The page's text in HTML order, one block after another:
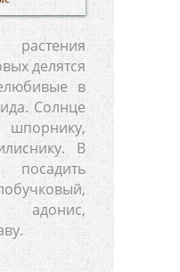
делятся
в
Солнце
В
посадить
адонис,